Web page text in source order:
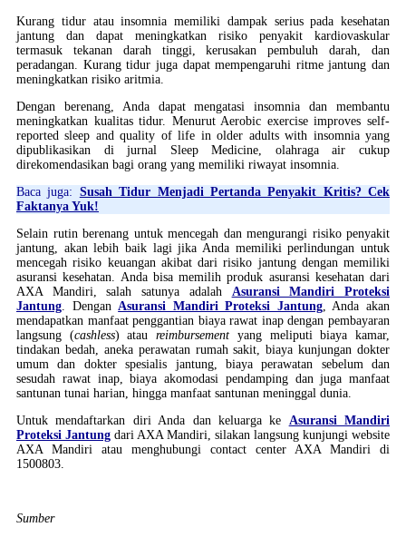
Kurang tidur atau insomnia memiliki dampak serius pada kesehatan
jantung dan dapat meningkatkan risiko penyakit kardiovaskular
termasuk tekanan darah tinggi, kerusakan pembuluh darah, dan
peradangan. Kurang tidur juga dapat mempengaruhi ritme jantung dan
meningkatkan risiko aritmia.
Dengan berenang, Anda dapat mengatasi insomnia dan membantu
meningkatkan kualitas tidur. Menurut Aerobic exercise improves self-
reported sleep and quality of life in older adults with insomnia yang
dipublikasikan di jurnal Sleep Medicine, olahraga air cukup
direkomendasikan bagi orang yang memiliki riwayat insomnia.
Baca juga: Susah Tidur Menjadi Pertanda Penyakit Kritis? Cek
Faktanya Yuk!
Selain rutin berenang untuk mencegah dan mengurangi risiko penyakit
jantung, akan lebih baik lagi jika Anda memiliki perlindungan untuk
mencegah risiko keuangan akibat dari risiko jantung dengan memiliki
asuransi kesehatan. Anda bisa memilih produk asuransi kesehatan dari
AXA Mandiri, salah satunya adalah Asuransi Mandiri Proteksi
Jantung . Dengan Asuransi Mandiri Proteksi Jantung, Anda akan
mendapatkan manfaat penggantian biaya rawat inap dengan pembayaran
langsung (cashless) ataureimbursement yang meliputi biaya kamar,
tindakan bedah, aneka perawatan rumah sakit, biaya kunjungan dokter
umum dan dokter spesialis jantung, biaya perawatan sebelum dan
sesudah rawat inap, biaya akomodasi pendamping dan juga manfaat
santunan tunai harian, hingga manfaat santunan meninggal dunia.
Untuk mendaftarkan diri Anda dan keluarga ke Asuransi Mandiri
Proteksi Jantung dari AXA Mandiri, silakan langsung kunjungi website
AXA Mandiri atau menghubungi contact center AXA Mandiri di
1500803.
Sumber